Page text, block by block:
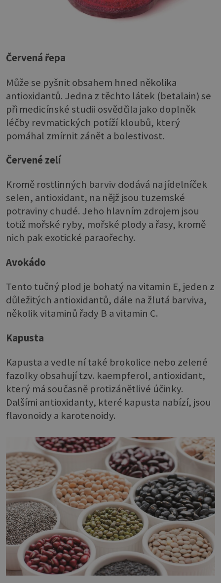
Červená řepa
Může se pyšnit obsahem hned několika
antioxidantů. Jedna z těchto látek (betalain) se
při medicínské studii osvědčila jako doplněk
léčby revmatických potíží kloubů, který
pomáhal zmírnit zánět a bolestivost.
Červené zelí
Kromě rostlinných barviv dodává na jídelníček
selen, antioxidant, na nějž jsou tuzemské
potraviny chudé. Jeho hlavním zdrojem jsou
totiž mořské ryby, mořské plody a řasy, kromě
nich pak exotické paraořechy.
Avokádo
Tento tučný plod je bohatý na vitamin E, jeden z
důležitých antioxidantů, dále na žlutá barviva,
několik vitaminů řady B a vitamin C.
Kapusta
Kapusta a vedle ní také brokolice nebo zelené
fazolky obsahují tzv. kaempferol, antioxidant,
který má současně protizánětlivé účinky.
Dalšími antioxidanty, které kapusta nabízí, jsou
flavonoidy a karotenoidy.